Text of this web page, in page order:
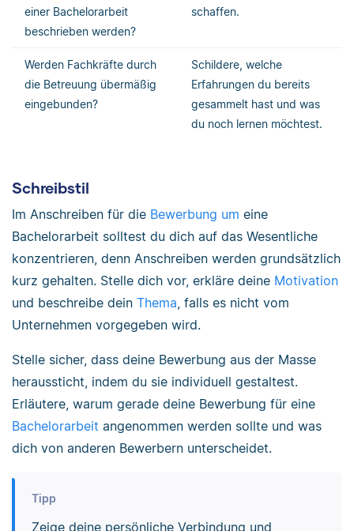
einer Bachelorarbeit
beschrieben werden?
schaffen.
Werden Fachkräfte durch
die Betreuung übermäßig
eingebunden?
Schildere, welche
Erfahrungen du bereits
gesammelt hast und was
du noch lernen möchtest.
Schreibstil
Im Anschreiben für die Bewerbung um eine
Bachelorarbeit solltest du dich auf das Wesentliche
konzentrieren, denn Anschreiben werden grundsätzlich
kurz gehalten. Stelle dich vor, erkläre deine Motivation
und beschreibe dein Thema, falls es nicht vom
Unternehmen vorgegeben wird.
Stelle sicher, dass deine Bewerbung aus der Masse
heraussticht, indem du sie individuell gestaltest.
Erläutere, warum gerade deine Bewerbung für eine
Bachelorarbeit angenommen werden sollte und was
dich von anderen Bewerbern unterscheidet.
Tipp
Zeige deine persönliche Verbindung und